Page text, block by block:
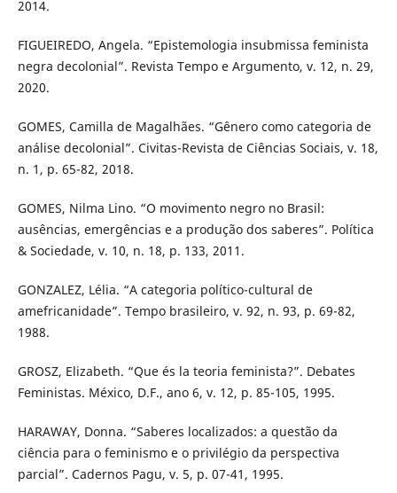
2014.
FIGUEIREDO, Angela. “Epistemologia insubmissa feminista
negra decolonial”. Revista Tempo e Argumento, v. 12, n. 29,
2020.
GOMES, Camilla de Magalhães. “Gênero como categoria de
análise decolonial”. Civitas-Revista de Ciências Sociais, v. 18,
n. 1, p. 65-82, 2018.
GOMES, Nilma Lino. “O movimento negro no Brasil:
ausências, emergências e a produção dos saberes”. Política
& Sociedade, v. 10, n. 18, p. 133, 2011.
GONZALEZ, Lélia. “A categoria político-cultural de
amefricanidade”. Tempo brasileiro, v. 92, n. 93, p. 69-82,
1988.
GROSZ, Elizabeth. “Que és la teoria feminista?”. Debates
Feministas. México, D.F., ano 6, v. 12, p. 85-105, 1995.
HARAWAY, Donna. “Saberes localizados: a questão da
ciência para o feminismo e o privilégio da perspectiva
parcial”. Cadernos Pagu, v. 5, p. 07-41, 1995.